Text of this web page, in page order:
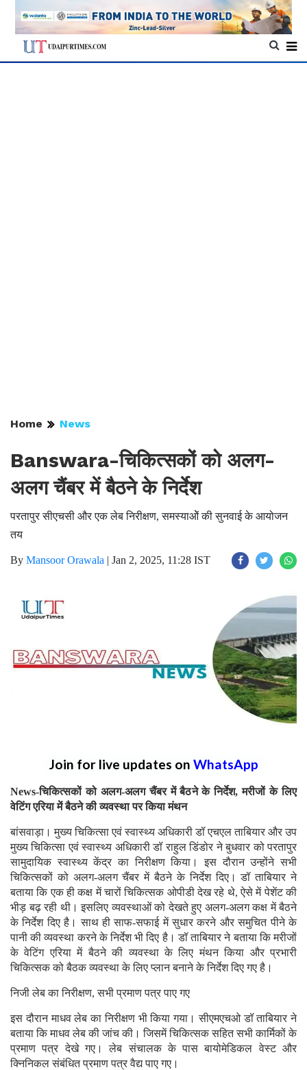
Home News
Banswara-चिकित्सकों को अलग-
अलग चैंबर में बैठने के निर्देश
परतापुर सीएचसी और एक लेब निरीक्षण, समस्याओें की सुनवाई के आयोजन
तय
By Mansoor Orawala | Jan 2, 2025, 11:28 IST
Join for live updates on WhatsApp
News-चिकित्सकों को अलग-अलग चैंबर में बैठने के निर्देश, मरीजों के लिए
वेटिंग एरिया में बैठने की व्यवस्था पर किया मंथन
बांसवाड़ा। मुख्य चिकित्सा एवं स्वास्थ्य अधिकारी डॉ एचएल ताबियार और उप
मुख्य चिकित्सा एवं स्वास्थ्य अधिकारी डॉ राहुल डिंडोर ने बुधवार को परतापुर
सामुदायिक स्वास्थ्य केंद्र का निरीक्षण किया। इस दौरान उन्होंने सभी
चिकित्सकों को अलग-अलग चैंबर में बैठने के निर्देश दिए। डॉ ताबियार ने
बताया कि एक ही कक्ष में चारों चिकित्सक ओपीडी देख रहे थे, ऐसे में पेशेंट की
भीड़ बढ़ रही थी। इसलिए व्यवस्थाओं को देखते हुए अलग-अलग कक्ष में बैठने
के निर्देश दिए है। साथ ही साफ-सफाई में सुधार करने और समुचित पीने के
पानी की व्यवस्था करने के निर्देश भी दिए है। डॉ ताबियार ने बताया कि मरीजों
के वेटिंग एरिया में बैठने की व्यवस्था के लिए मंथन किया और प्रभारी
चिकित्सक को बैठक व्यवस्था के लिए प्लान बनाने के निर्देश दिए गए है।
निजी लेब का निरीक्षण, सभी प्रमाण पत्र पाए गए
इस दौरान माधव लेब का निरीक्षण भी किया गया। सीएमएचओ डॉ ताबियार ने
बताया कि माधव लेब की जांच की। जिसमें चिकित्सक सहित सभी कार्मिकों के
प्रमाण पत्र देखे गए। लेब संचालक के पास बायोमेडिकल वेस्ट और
क्निनिकल संबंधित प्रमाण पत्र वैद्य पाए गए।